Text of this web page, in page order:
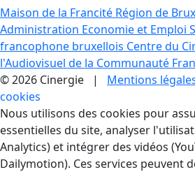
Maison de la Francité Région de
Administration Economie et Emploi
francophone bruxellois Centre du
l'Audiovisuel de la Communauté
© 2026 Cinergie | Mentions
cookies
Gestion des Cookies
Nous utilisons des cookies pour
essentielles du site, analyser
Analytics) et intégrer des vidéos
Dailymotion). Ces services peuvent